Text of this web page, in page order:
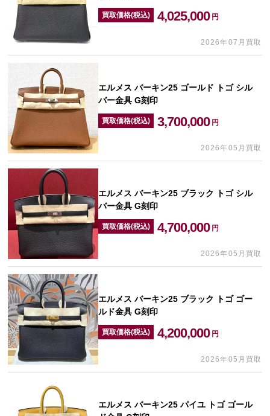
買取価格(税込) 4,025,000 円
2026年07月買取
エルメス バーキン25 ゴールド トゴ シル
バー金具 G刻印
買取価格(税込) 3,700,000 円
2026年05月買取
エルメス バーキン25 ブラック トゴ シル
バー金具 G刻印
買取価格(税込) 4,700,000 円
2026年05月買取
エルメス バーキン25 ブラック トゴ ゴー
ルド金具 G刻印
買取価格(税込) 4,200,000 円
2026年05月買取
エルメス バーキン25 パイユ トゴ ゴール